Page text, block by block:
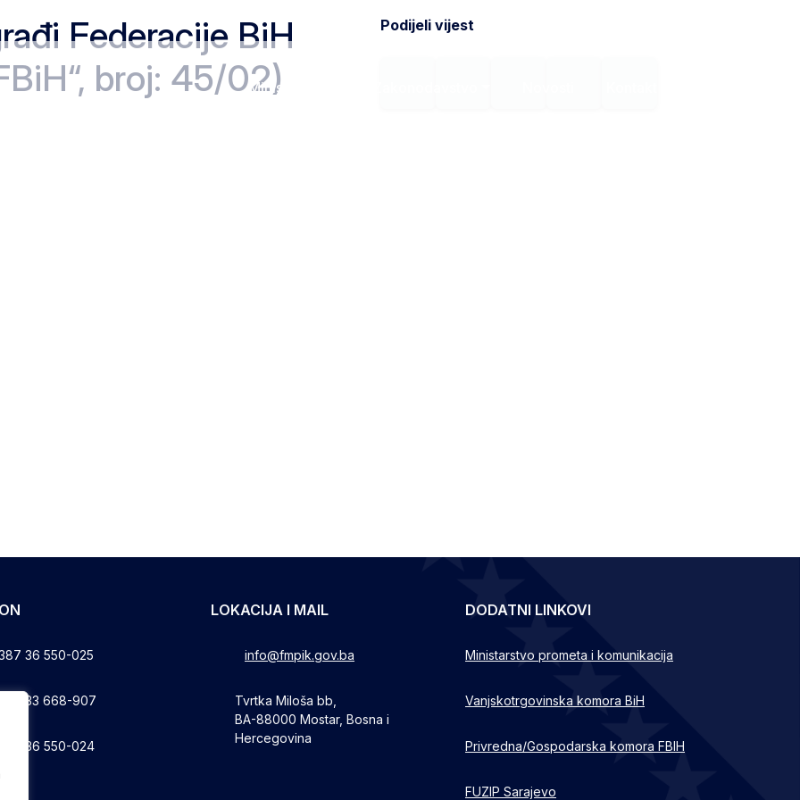
Ministarstvo
Federacije BiH
broj: 45/02)
Podijeli vijest
36 550-025
33 668-907
36 550-024
LOKACIJA I MAIL
info@fmpik.gov.ba
Tvrtka Miloša bb,
BA-88000 Mostar, Bosna i
Hercegovina
DODATNI LINKOVI
Ministarstvo prometa i komunikacija
Vanjskotrgovinska komora BiH
Privredna/Gospodarska komora FBIH
FUZIP Sarajevo